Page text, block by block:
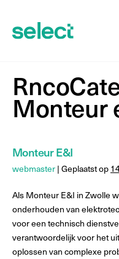
Monteur
Monteur E&I
webmaster | Geplaatst op
Als Monteur E&I in Zwolle
onderhouden van
voor een technisch
verantwoordelijk voor het
oplossen van complexe